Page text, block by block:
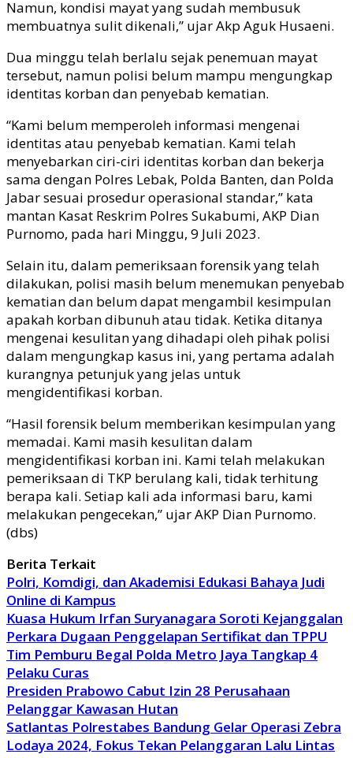
Namun, kondisi mayat yang sudah membusuk
membuatnya sulit dikenali,” ujar Akp Aguk Husaeni.
Dua minggu telah berlalu sejak penemuan mayat
tersebut, namun polisi belum mampu mengungkap
identitas korban dan penyebab kematian.
“Kami belum memperoleh informasi mengenai
identitas atau penyebab kematian. Kami telah
menyebarkan ciri-ciri identitas korban dan bekerja
sama dengan Polres Lebak, Polda Banten, dan Polda
Jabar sesuai prosedur operasional standar,” kata
mantan Kasat Reskrim Polres Sukabumi, AKP Dian
Purnomo, pada hari Minggu, 9 Juli 2023.
Selain itu, dalam pemeriksaan forensik yang telah
dilakukan, polisi masih belum menemukan penyebab
kematian dan belum dapat mengambil kesimpulan
apakah korban dibunuh atau tidak. Ketika ditanya
mengenai kesulitan yang dihadapi oleh pihak polisi
dalam mengungkap kasus ini, yang pertama adalah
kurangnya petunjuk yang jelas untuk
mengidentifikasi korban.
“Hasil forensik belum memberikan kesimpulan yang
memadai. Kami masih kesulitan dalam
mengidentifikasi korban ini. Kami telah melakukan
pemeriksaan di TKP berulang kali, tidak terhitung
berapa kali. Setiap kali ada informasi baru, kami
melakukan pengecekan,” ujar AKP Dian Purnomo.
(dbs)
Berita Terkait
Polri, Komdigi, dan Akademisi Edukasi Bahaya Judi
Online di Kampus
Kuasa Hukum Irfan Suryanagara Soroti Kejanggalan
Perkara Dugaan Penggelapan Sertifikat dan TPPU
Tim Pemburu Begal Polda Metro Jaya Tangkap 4
Pelaku Curas
Presiden Prabowo Cabut Izin 28 Perusahaan
Pelanggar Kawasan Hutan
Satlantas Polrestabes Bandung Gelar Operasi Zebra
Lodaya 2024, Fokus Tekan Pelanggaran Lalu Lintas